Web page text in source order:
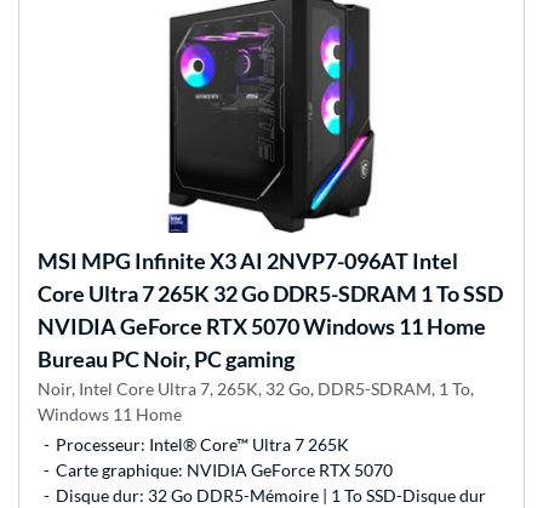
MSI MPG Infinite X3 AI 2NVP7-096AT Intel
Core Ultra 7 265K 32 Go DDR5-SDRAM 1 To SSD
NVIDIA GeForce RTX 5070 Windows 11 Home
Bureau PC Noir, PC gaming
Noir, Intel Core Ultra 7, 265K, 32 Go, DDR5-SDRAM, 1 To,
Windows 11 Home
Processeur: Intel® Core™ Ultra 7 265K
Carte graphique: NVIDIA GeForce RTX 5070
Disque dur: 32 Go DDR5-Mémoire | 1 To SSD-Disque dur